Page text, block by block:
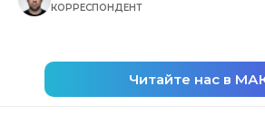
КОРРЕСПОНДЕНТ
Читайте нас в